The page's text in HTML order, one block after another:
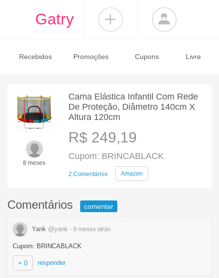
Gatry
Recebidos Promoções Cupons Livre
8 meses
Cama Elástica Infantil Com Rede
De Proteção, Diâmetro 140cm X
Altura 120cm
R$ 249,19
Cupom: BRINCABLACK
2 Comentários Amazon
Comentários comentar
Yank @yank - 8 meses atrás
Cupom: BRINCABLACK
+ 0 responder